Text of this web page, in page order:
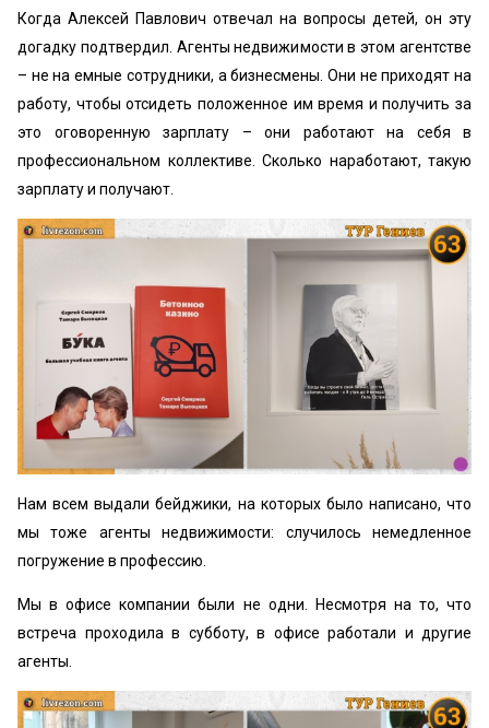
Когда Алексей Павлович отвечал на вопросы детей, он эту
догадку подтвердил. Агенты недвижимости в этом агентстве
– не на емные сотрудники, а бизнесмены. Они не приходят на
работу, чтобы отсидеть положенное им время и получить за
это оговоренную зарплату – они работают на себя в
профессиональном коллективе. Сколько наработают, такую
зарплату и получают.
Нам всем выдали бейджики, на которых было написано, что
мы тоже агенты недвижимости: случилось немедленное
погружение в профессию.
Мы в офисе компании были не одни. Несмотря на то, что
встреча проходила в субботу, в офисе работали и другие
агенты.